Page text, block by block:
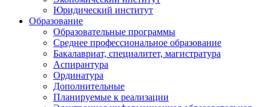
Юридический институт
Образование
Образовательные программы
Среднее профессиональное образование
Бакалавриат, специалитет, магистратура
Аспирантура
Ординатура
Дополнительные
Планируемые к реализации